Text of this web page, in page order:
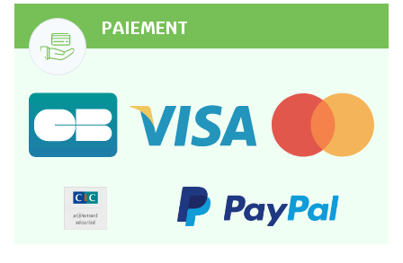
PAIEMENT